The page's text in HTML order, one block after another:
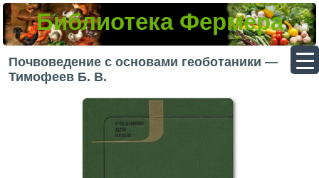
Библиотека Фермера
Почвоведение с основами геоботаники —
Тимофеев Б. В.